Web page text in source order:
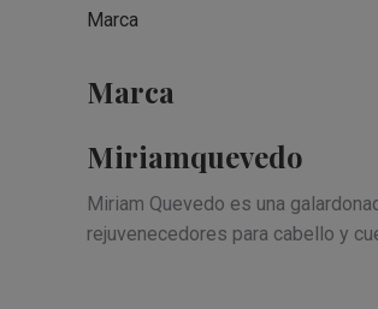
Marca
Marca
Miriamquevedo
Miriam Quevedo es una
rejuvenecedores para cabello y